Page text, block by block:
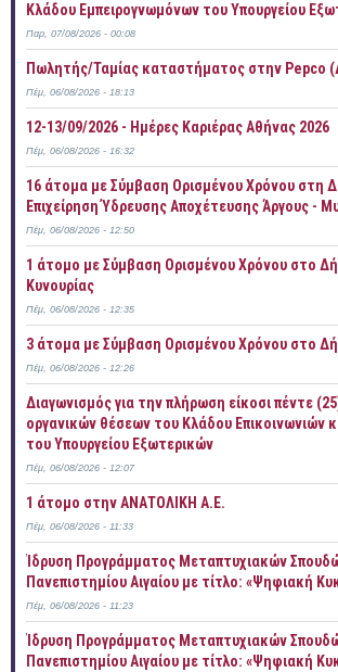
Κλάδου Εμπειρογνωμόνων του Υπουργείου
Παρ, 07/08/2026 - 00:08
Πωλητής/Ταμίας καταστήματος στην Pepco
Πέμ, 06/08/2026 - 18:13
12-13/09/2026 - Ημέρες Καριέρας Αθήνας 2026
Πέμ, 06/08/2026 - 16:32
16 άτομα με Σύμβαση Ορισμένου Χρόνου στη
Επιχείρηση Ύδρευσης Αποχέτευσης Άργους -
Πέμ, 06/08/2026 - 12:50
1 άτομο με Σύμβαση Ορισμένου Χρόνου στο
Κυνουρίας
Πέμ, 06/08/2026 - 12:35
3 άτομα με Σύμβαση Ορισμένου Χρόνου στο
Πέμ, 06/08/2026 - 12:26
Διαγωνισμός για την πλήρωση είκοσι πέντε
οργανικών θέσεων του Κλάδου Επικοινωνιών
του Υπουργείου Εξωτερικών
Πέμ, 06/08/2026 - 12:07
1 άτομο στην ΑΝΑΤΟΛΙΚΗ Α.Ε.
Πέμ, 06/08/2026 - 11:33
Ίδρυση Προγράμματος Μεταπτυχιακών
Πανεπιστημίου Αιγαίου με τίτλο: «Ψηφιακή
Πέμ, 06/08/2026 - 11:23
Ίδρυση Προγράμματος Μεταπτυχιακών
Πανεπιστημίου Αιγαίου με τίτλο: «Ψηφιακή